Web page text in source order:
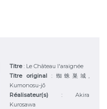
Titre: Le Château l'araignée
Titre original : 蜘蛛巣城,
Kumonosu-jō
Réalisateur(s) :Akira
Kurosawa